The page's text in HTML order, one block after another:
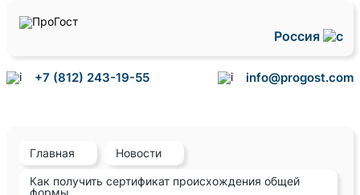
Россия
+7 (812) 243-19-55 info@progost.com
Главная Новости
Как получить сертификат происхождения общей